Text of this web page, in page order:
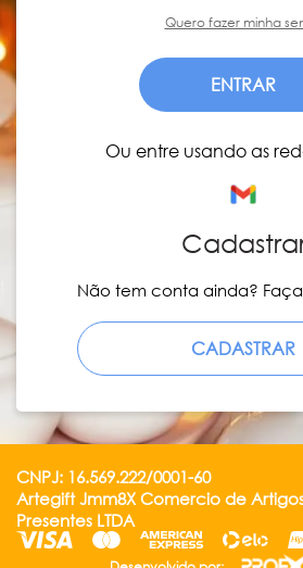
Quero fazer minha
ENTRAR
Ou entre usando as
Não tem conta ainda?
CADASTRAR
CNPJ: 16.569.222/0001-60
Artegift Jmm8X Comercio de
Presentes LTDA